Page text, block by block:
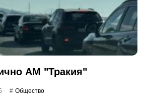
АМ "Тракия"
Общество